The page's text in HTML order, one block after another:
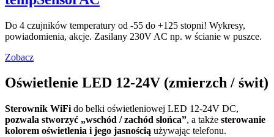
Do 4 czujników temperatury od -55 do +125 stopni! Wykresy,
powiadomienia, akcje. Zasilany 230V AC np. w ścianie w puszce.
Zobacz
Oświetlenie LED 12-24V (zmierzch / świt)
Sterownik WiFi do belki oświetleniowej LED 12-24V DC,
pozwala stworzyć „wschód / zachód słońca”, a także sterowanie
kolorem oświetlenia i jego jasnością używając telefonu.